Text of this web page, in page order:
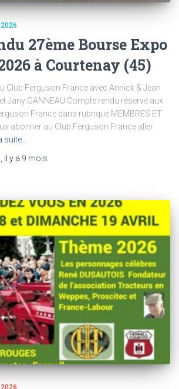
2026
27ème Bourse Expo
à Courtenay (45)
Club Ferguson France avec Annick & Jean
Jany GANNEAU Compte rendu réservé aux
France dans rubrique MEMBRES ET
abonner au Club Ferguson France aller
suite…
, il y a 9 mois
2026